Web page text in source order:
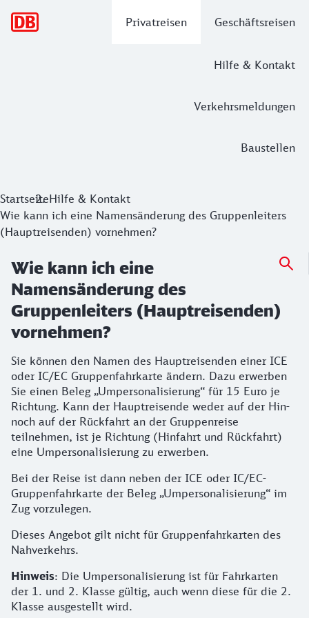
Privatreisen Geschäftsreisen
Hilfe & Kontakt
Verkehrsmeldungen
Baustellen
StartseiteHilfe & Kontakt
Wie kann ich eine Namensänderung des Gruppenleiters
(Hauptreisenden) vornehmen?
Wie kann ich eine
Namensänderung des
Gruppenleiters (Hauptreisenden)
vornehmen?
Sie können den Namen des Hauptreisenden einer ICE
oder IC/EC Gruppenfahrkarte ändern. Dazu erwerben
Sie einen Beleg „Umpersonalisierung“ für 15 Euro je
Richtung. Kann der Hauptreisende weder auf der Hin-
noch auf der Rückfahrt an der Gruppenreise
teilnehmen, ist je Richtung (Hinfahrt und Rückfahrt)
eine Umpersonalisierung zu erwerben.
Bei der Reise ist dann neben der ICE oder IC/EC-
Gruppenfahrkarte der Beleg „Umpersonalisierung“ im
Zug vorzulegen.
Dieses Angebot gilt nicht für Gruppenfahrkarten des
Nahverkehrs.
Hinweis: Die Umpersonalisierung ist für Fahrkarten
der 1. und 2. Klasse gültig, auch wenn diese für die 2.
Klasse ausgestellt wird.